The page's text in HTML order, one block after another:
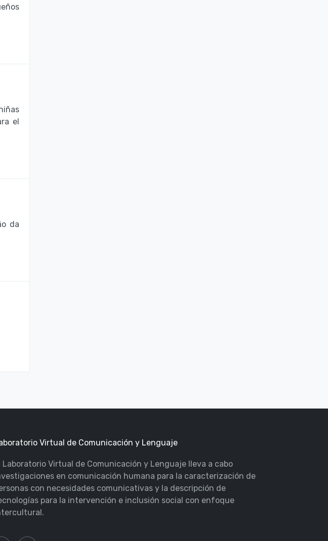
el
da
Virtual de Comunicación y Lenguaje
Laboratorio Virtual de Comunicación y Lenguaje lleva a cabo
en comunicación humana para la caracterización de
con necesidades comunicativas y la descripción de
para la intervención e inclusión social con enfoque